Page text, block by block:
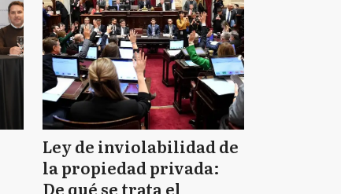
Ley de inviolabilidad de
la propiedad privada:
De qué se trata el